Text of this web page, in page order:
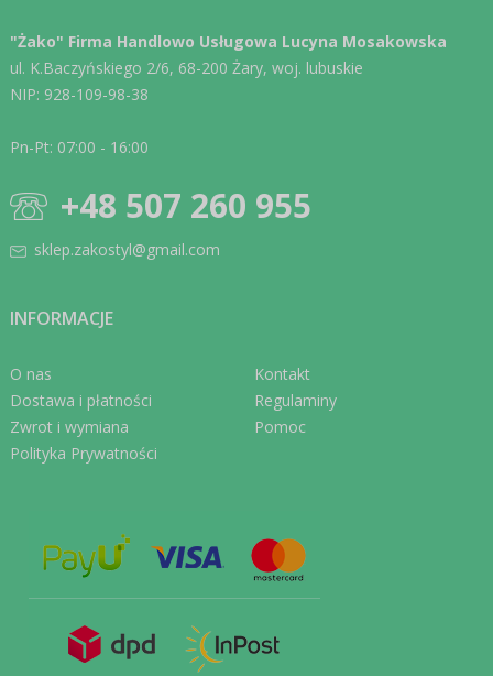
"Żako" Firma Handlowo Usługowa Lucyna Mosakowska
ul. K.Baczyńskiego 2/6, 68-200 Żary, woj. lubuskie
NIP: 928-109-98-38
Pn-Pt: 07:00 - 16:00
+48 507 260 955
sklep.zakostyl@gmail.com
INFORMACJE
O nas
Dostawa i płatności
Zwrot i wymiana
Polityka Prywatności
Kontakt
Regulaminy
Pomoc